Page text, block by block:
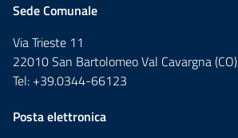
Sede Comunale
Via Trieste 11
22010 San Bartolomeo Val Cavargna (CO)
Tel: +39.0344-66123
Posta elettronica